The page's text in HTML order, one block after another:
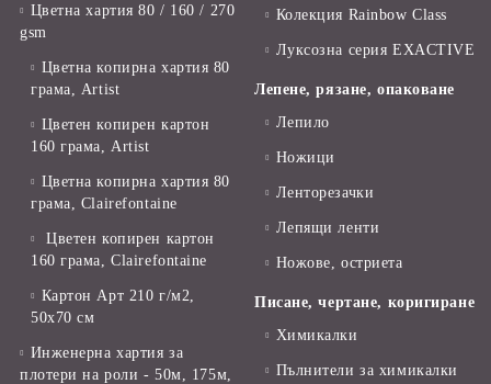
Цветна хартия 80 / 160 / 270
gsm
Цветна копирна хартия 80
грама, Artist
Цветен копирен картон
160 грама, Artist
Цветна копирна хартия 80
грама, Clairefontaine
Цветен копирен картон
160 грама, Clairefontaine
Картон Арт 210 г/м2,
50х70 см
Инженерна хартия за
плотери на роли - 50м, 175м,
Колекция Rainbow Class
Луксозна серия EXACTIVE
Лепене, рязане, опаковане
Лепило
Ножици
Ленторезачки
Лепящи ленти
Ножове, остриета
Писане, чертане, коригиране
Химикалки
Пълнители за химикалки